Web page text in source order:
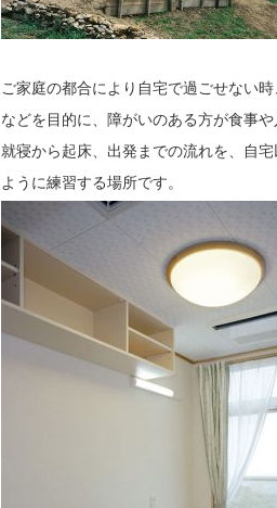
ご家庭の都合により自宅で過ごせない
などを目的に、障がいのある方が食事や
就寝から起床、出発までの流れを、自
ように練習する場所です。